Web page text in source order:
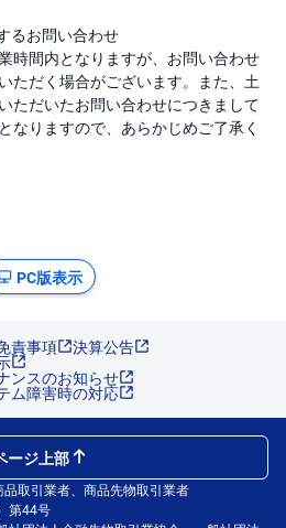
るお問い合わせ
時間内となりますが、お問い合わせ
ただく場合がございます。また、土
ただいたお問い合わせにつきまして
なりますので、あらかじめご了承く
PC版表示
責事項 決算公告
ンスのお知らせ
ム障害時の対応
取引業者、商品先物取引業者
第44号
ージ上部